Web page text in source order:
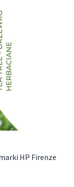
HP Firenze